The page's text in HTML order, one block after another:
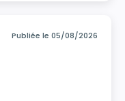
Publiée le 05/08/2026